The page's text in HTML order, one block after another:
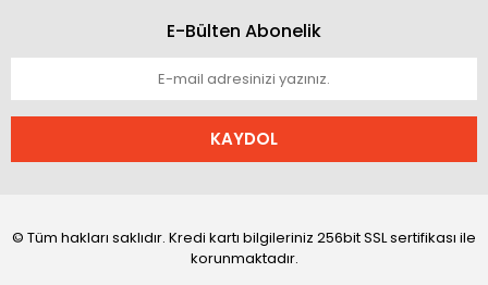
E-Bülten Abonelik
KAYDOL
© Tüm hakları saklıdır. Kredi kartı bilgileriniz 256bit SSL sertifikası ile
korunmaktadır.